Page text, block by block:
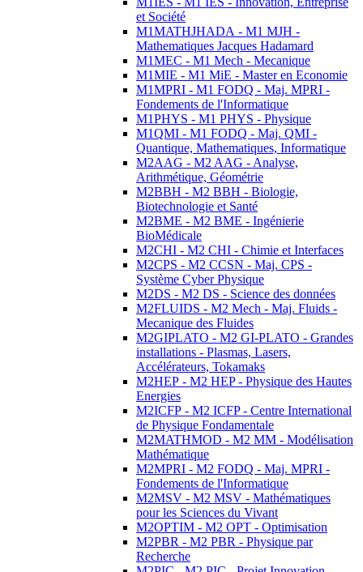
et Société
M1MATHJHADA - M1 MJH -
Mathematiques Jacques Hadamard
M1MEC - M1 Mech - Mecanique
M1MIE - M1 MiE - Master en Economie
M1MPRI - M1 FODQ - Maj. MPRI -
Fondements de l'Informatique
M1PHYS - M1 PHYS - Physique
M1QMI - M1 FODQ - Maj. QMI -
Quantique, Mathematiques, Informatique
M2AAG - M2 AAG - Analyse,
Arithmétique, Géométrie
M2BBH - M2 BBH - Biologie,
Biotechnologie et Santé
M2BME - M2 BME - Ingénierie
BioMédicale
M2CHI - M2 CHI - Chimie et Interfaces
M2CPS - M2 CCSN - Maj. CPS -
Système Cyber Physique
M2DS - M2 DS - Science des données
M2FLUIDS - M2 Mech - Maj. Fluids -
Mecanique des Fluides
M2GIPLATO - M2 GI-PLATO - Grandes
installations - Plasmas, Lasers,
Accélérateurs, Tokamaks
M2HEP - M2 HEP - Physique des Hautes
Energies
M2ICFP - M2 ICFP - Centre International
de Physique Fondamentale
M2MATHMOD - M2 MM - Modélisation
Mathématique
M2MPRI - M2 FODQ - Maj. MPRI -
Fondements de l'Informatique
M2MSV - M2 MSV - Mathématiques
pour les Sciences du Vivant
M2OPTIM - M2 OPT - Optimisation
M2PBR - M2 PBR - Physique par
Recherche